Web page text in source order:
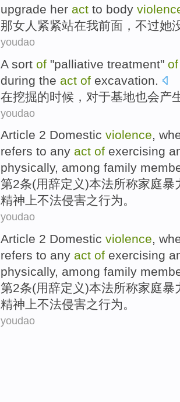
upgrade her act to body
那女人 紧紧站在我前面 ， 不过她
youdao
A sort of "palliative treatment" of
during the act of excavation.
在挖掘的时候， 对于基地也会产
youdao
Article 2 Domestic violence,
refers to any act of exercising
physically, among family
第2条(用辞定义)本法所称家庭暴
精神 上不法侵害之行为。
youdao
Article 2 Domestic violence,
refers to any act of exercising
physically, among family
第2条(用辞定义)本法所称家庭暴
精神 上不法侵害之行为。
youdao